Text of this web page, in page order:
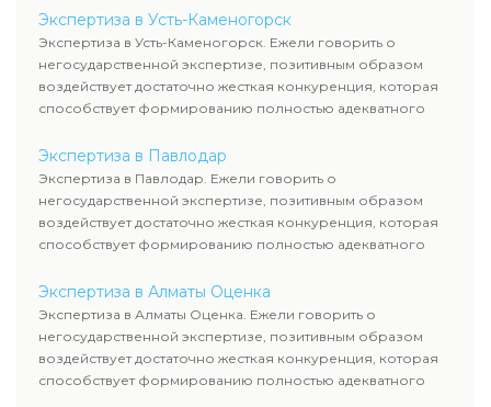
Экспертиза в Усть-Каменогорск
Экспертиза в Усть-Каменогорск. Ежели говорить о
негосударственной экспертизе, позитивным образом
воздействует достаточно жесткая конкуренция, которая
способствует формированию полностью адекватного
Экспертиза в Павлодар
Экспертиза в Павлодар. Ежели говорить о
негосударственной экспертизе, позитивным образом
воздействует достаточно жесткая конкуренция, которая
способствует формированию полностью адекватного
Экспертиза в Алматы Оценка
Экспертиза в Алматы Оценка. Ежели говорить о
негосударственной экспертизе, позитивным образом
воздействует достаточно жесткая конкуренция, которая
способствует формированию полностью адекватного